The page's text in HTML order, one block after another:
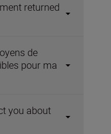
returned
de
pour ma
you about